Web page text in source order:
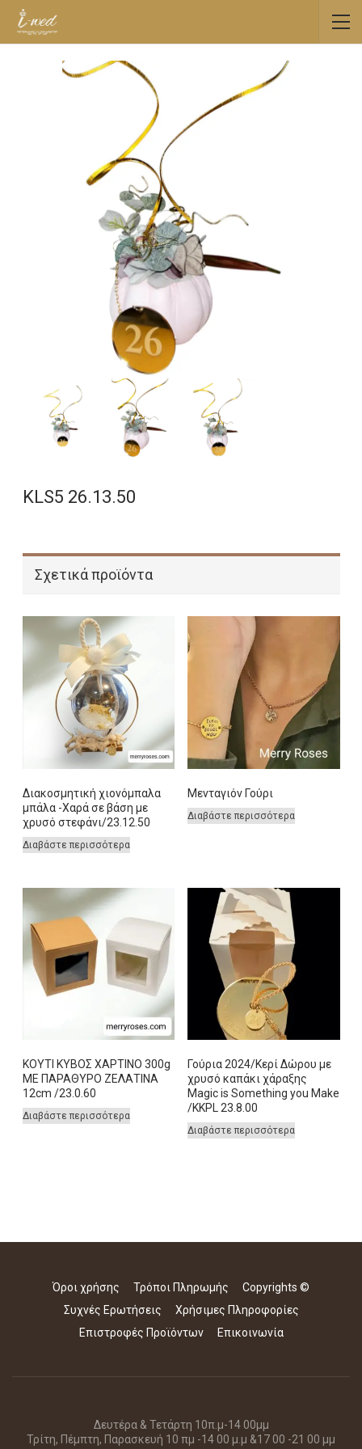
KLS5 26.13.50
Σχετικά προϊόντα
Διακοσμητική χιονόμπαλα
μπάλα -Χαρά σε βάση με
χρυσό στεφάνι/23.12.50
Διαβάστε περισσότερα
Μενταγιόν Γούρι
Διαβάστε περισσότερα
ΚΟΥΤΙ ΚΥΒΟΣ ΧΑΡΤΙΝΟ 300g
ΜΕ ΠΑΡΑΘΥΡΟ ΖΕΛΑΤΙΝΑ
12cm /23.0.60
Διαβάστε περισσότερα
Γούρια 2024/Κερί Δώρου με
χρυσό καπάκι χάραξης
Magic is Something you Make
/KKPL 23.8.00
Διαβάστε περισσότερα
Όροι χρήσης Τρόποι Πληρωμής
Copyrights ©
Συχνές Ερωτήσεις
Χρήσιμες Πληροφορίες
Επιστροφές Προϊόντων
Επικοινωνία
Δευτέρα & Τετάρτη 10π.μ-14 00μμ
Τρίτη, Πέμπτη, Παρασκευή 10 πμ -14 00 μ.μ &17 00 -21 00 μμ